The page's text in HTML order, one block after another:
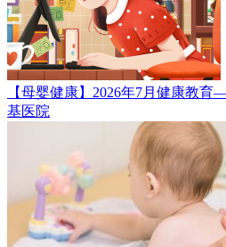
【母婴健康】2026年7月健康教
基医院